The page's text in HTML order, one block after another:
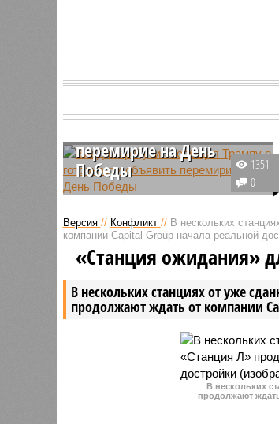
Владимир Путин
сообщил Трампу о
перемирие на День
Победы
Президенты России и США
разговор, в ходе которого
обсудили ряд важных вопросов,
включая ситуацию с
конфликта.
1351
0
Версия // Конфликт // В нескольких
компании Capital Group начала реальной
В нескольких станциях от уже
продолжают ждать от компании
«Станция ожидания»
В нескольких
продолжают